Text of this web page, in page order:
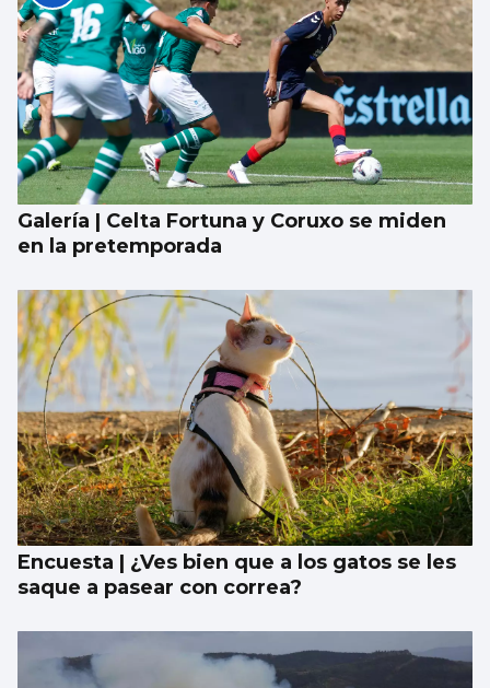
Albariño, mar de vides en la tierra de
prodigios
Galería | Celta Fortuna y Coruxo se miden
en la pretemporada
Encuesta | ¿Ves bien que a los gatos se les
saque a pasear con correa?